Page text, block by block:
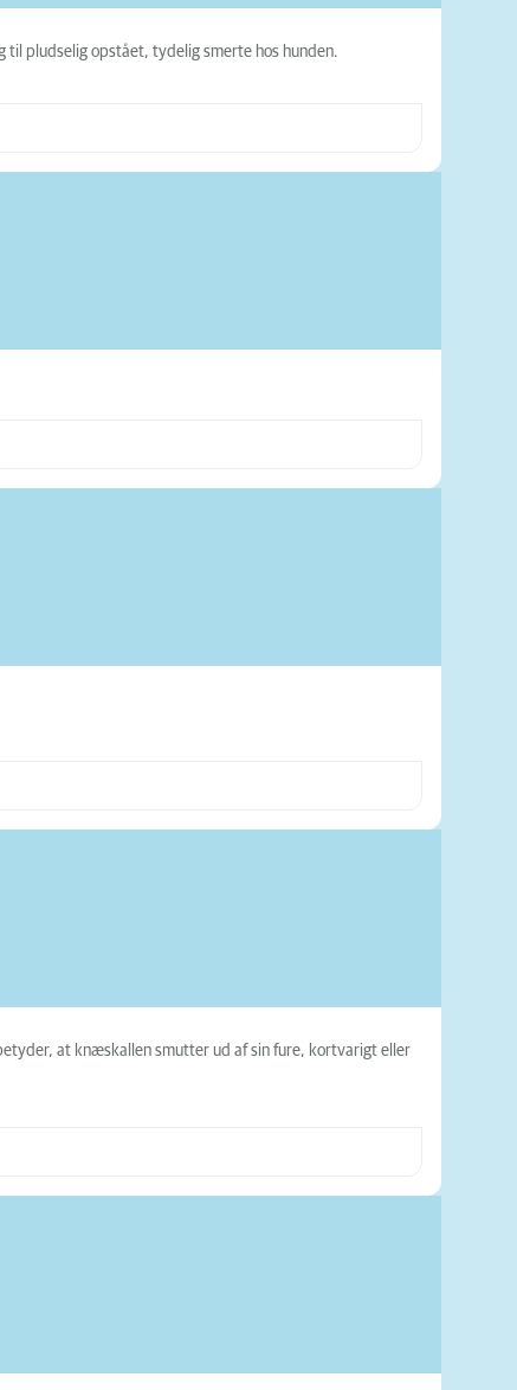
pludselig opstået, tydelig smerte hos hunden.
at knæskallen smutter ud af sin fure, kortvarigt eller